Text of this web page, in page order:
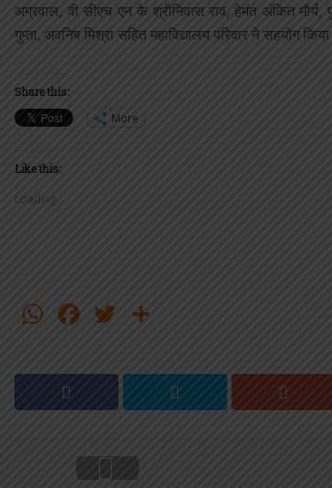
अग्रवाल, वी सीएच एन के श्रीनिवास राव, हेमंत अंकित मौर्य,
गुप्ता, अवनिष मिश्रा सहित महाविद्यालय परिवार ने सहयोग
Share this:
More
Like this:
Loading...
WhatsApp
Facebook
Twitter